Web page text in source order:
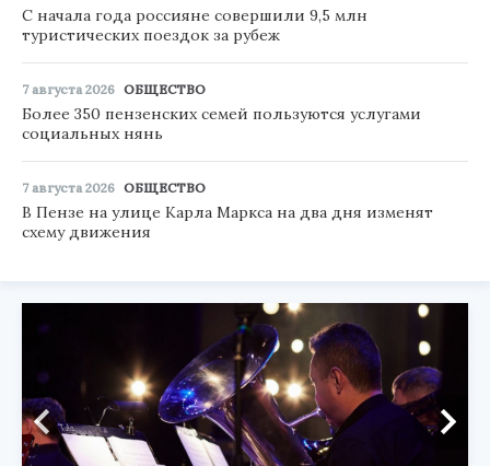
С начала года россияне совершили 9,5 млн
туристических поездок за рубеж
7 августа 2026 ОБЩЕСТВО
Более 350 пензенских семей пользуются услугами
социальных нянь
7 августа 2026 ОБЩЕСТВО
В Пензе на улице Карла Маркса на два дня изменят
схему движения